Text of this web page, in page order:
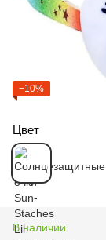
−10%
Цвет
В наличии